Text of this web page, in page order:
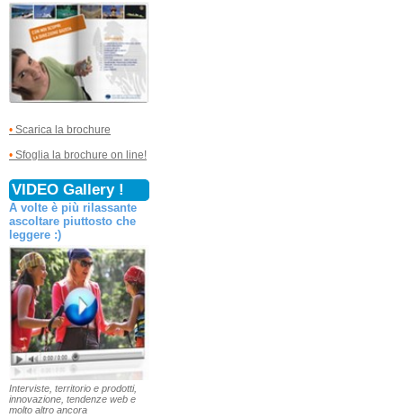
• Scarica la brochure
• Sfoglia la brochure on line!
VIDEO Gallery !
A volte è più rilassante
ascoltare piuttosto che
leggere :)
Interviste, territorio e prodotti,
innovazione, tendenze web e
molto altro ancora